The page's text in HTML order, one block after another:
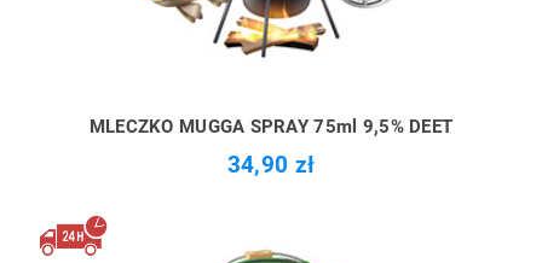
MLECZKO MUGGA SPRAY 75ml 9,5% DEET
34,90 zł